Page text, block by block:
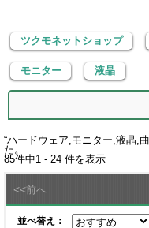
ツクモネットショップ
モニター 液晶
“ハードウェア,モニター,液晶,
た。
85件中1 - 24 件を表示
<<前へ
並べ替え：